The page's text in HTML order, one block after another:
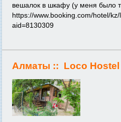
вешалок в шкафу (у меня было
https://www.booking.com/hotel/
aid=8130309
Алматы :: Loco Hostel